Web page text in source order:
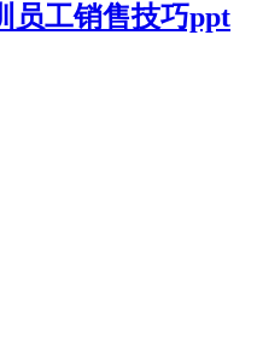
员工销售技巧ppt